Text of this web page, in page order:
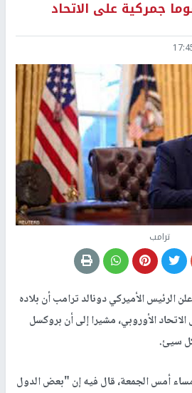
جمركية على الاتحاد
ترامب
الرئيس الأميركي دونالد ترامب أن بلاده
الأوروبي، مشيرا إلى أن بروكسل
سيئ.
أمس الجمعة، قال فيه إن "بعض الدول